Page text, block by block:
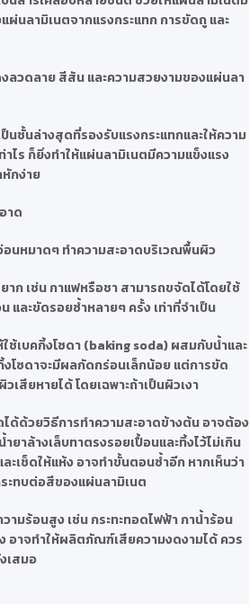
นลามิเนตจากแรงกระแทก การขัดถู และ
ลวดลาย สีสัน และความสวยงามของแผ่นลา
นชั้นล่างสุดที่รองรับแรงกระแทกและให้ความ
ไร ก็ยิ่งทำให้แผ่นลามิเนตมีความแข็งแรง
หักง่าย
าด
นหมาดๆ ทำความสะอาดบริเวณพื้นผิว
าก เช่น กาแฟหรือชา สามารถขจัดได้โดยใช้
และขัดรอยซ้ำหลายๆ ครั้ง เท่าที่จำเป็น
ช้เบคกิ้งโซดา (baking soda) ผสมกับน้ำและ
โซดาจะมีผลกัดกร่อนเล็กน้อย แต่การขัด
เสียหายได้ โดยเฉพาะถ้าเป็นผิวเงา
ด้ด้วยวิธีการทำความสะอาดข้างต้น อาจต้อง
ยาล้างเล็บทาตรงรอยเปื้อนและทิ้งไว้ไม่เกิน
เช็ดให้แห้ง อาจทำขั้นตอนซ้ำอีก หากเห็นว่า
ะทบต่อสีของแผ่นลามิเนต
ามร้อนสูง เช่น กระทะทอดไฟฟ้า กาน้ำร้อน
อาจทำให้ผลิตภัณฑ์เสียความงดงามได้ ควร
เสมอ